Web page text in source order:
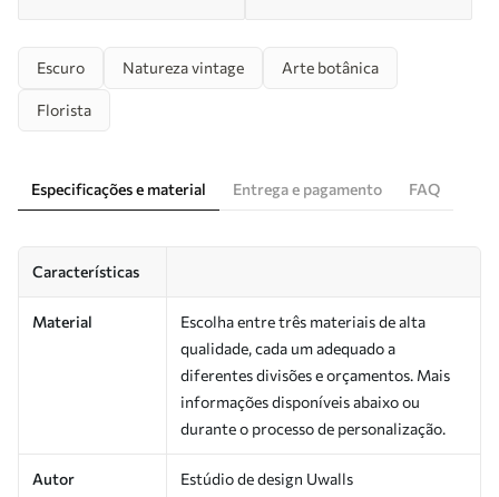
Escuro Natureza vintage Arte botânica
Florista
Especificações e material Entrega e pagamento FAQ
Características
Material
Escolha entre três materiais de alta
qualidade, cada um adequado a
diferentes divisões e orçamentos. Mais
informações disponíveis abaixo ou
durante o processo de personalização.
Autor Estúdio de design Uwalls